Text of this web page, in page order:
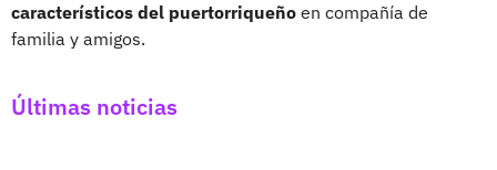
característicos del puertorriqueño en compañía de
familia y amigos.
Últimas noticias